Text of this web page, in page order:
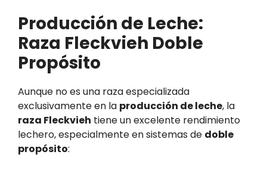
Producción de Leche:
Raza Fleckvieh Doble
Propósito
Aunque no es una raza especializada
exclusivamente en la producción de leche, la
raza Fleckvieh tiene un excelente rendimiento
lechero, especialmente en sistemas de doble
propósito: